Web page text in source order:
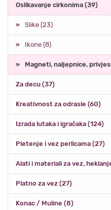
Oslikavanje cirkonima (39)
Slike (23)
Ikone (8)
Magneti, naljepnice,
Za decu (37)
Kreativnost za odrasle (60)
Izrada lutaka i igračaka (124)
Pletenje i vez perlicama (27)
Alati i materiali za vez,
Platno za vez (27)
Konac / Muline (8)